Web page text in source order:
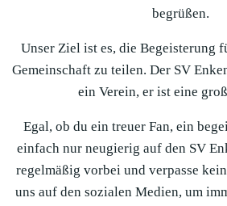
begrüßen.
Unser Ziel ist es, die Begeisterung
Gemeinschaft zu teilen. Der SV
ein Verein, er ist eine
Egal, ob du ein treuer Fan, ein
einfach nur neugierig auf den SV
regelmäßig vorbei und verpasse
uns auf den sozialen Medien, um